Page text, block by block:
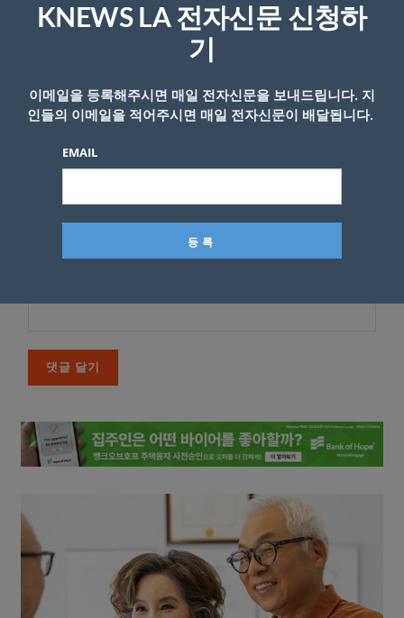
KNEWS LA 전자신문 신청하
기
이메일을 등록해주시면 매일 전자신문을 보내드립니다. 지
인들의 이메일을 적어주시면 매일 전자신문이 배달됩니다.
EMAIL